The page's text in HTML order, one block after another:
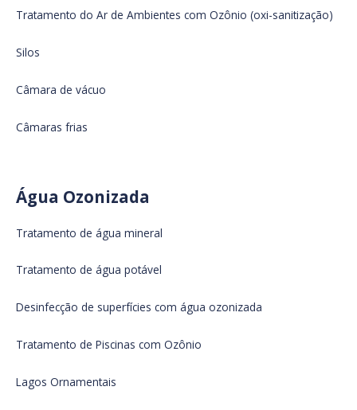
Tratamento do Ar de Ambientes com Ozônio (oxi-sanitização)
Silos
Câmara de vácuo
Câmaras frias
Água Ozonizada
Tratamento de água mineral
Tratamento de água potável
Desinfecção de superfícies com água ozonizada
Tratamento de Piscinas com Ozônio
Lagos Ornamentais